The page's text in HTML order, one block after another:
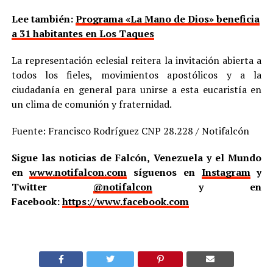
Lee también:Programa «La Mano de Dios» beneficia
a 31 habitantes en Los Taques
La representación eclesial reitera la invitación abierta a
todos los fieles, movimientos apostólicos y a la
ciudadanía en general para unirse a esta eucaristía en
un clima de comunión y fraternidad.
Fuente: Francisco Rodríguez CNP 28.228 / Notifalcón
Sigue las noticias de Falcón, Venezuela y el Mundo
enwww.notifalcon.com síguenos en Instagramy
Twitter @notifalcony en
Facebook:https://www.facebook.com